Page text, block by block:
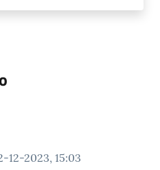
12-2023, 15:03